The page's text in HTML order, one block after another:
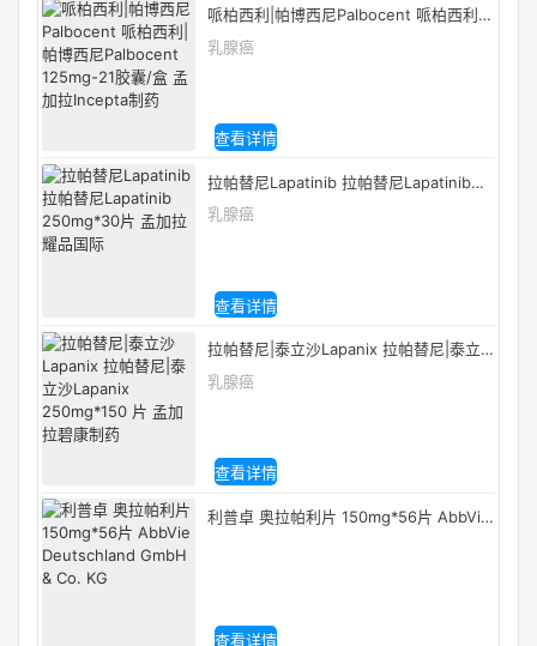
哌柏西利|帕博西尼Palbocent 哌柏西利|
帕博西尼Palbocent 125mg-21胶囊/盒
乳腺癌
查看详情
拉帕替尼Lapatinib 拉帕替尼Lapatinib
250mg*30片 孟加拉耀品国际
乳腺癌
查看详情
拉帕替尼|泰立沙Lapanix 拉帕替尼|泰立
沙Lapanix 250mg*150 片 孟加拉碧康制
乳腺癌
查看详情
利普卓 奥拉帕利片 150mg*56片 AbbVie
查看详情